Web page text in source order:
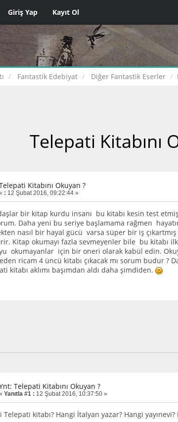
Giriş Yap Kayıt Ol
Fantastik Edebiyat Diğer Fantastik Eserler
Telepati Kitabını
Kitabını Okuyan ?
: 12 Şubat 2016, 09:22:44 »
bir kitap kurdu insanı bu kitabı kesin test
Daha yeni bu seriye başlamama rağmen
nasıl bir hayal gücü varsa süper bir iş
Kitap okumayı fazla sevmeyenler bile bu kitabı
okumayanlar için bir oneri olarak kabül edin.
ricam 4 üncü kitabı çıkacak mı sorum budur
kitabı aklımı başımdan aldı daha şimdiden.
Telepati Kitabını Okuyan ?
Yanıtla #1 : 12 Şubat 2016, 10:37:50 »
Telepati kitabı? Hangi İtalyan yazar? Hangi